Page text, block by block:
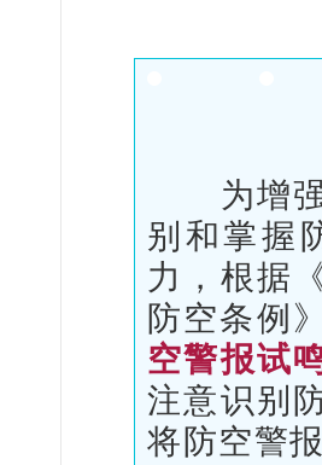
为增强
别和掌握
力，根据
防空条例
空警报试
注意识别
将防空警